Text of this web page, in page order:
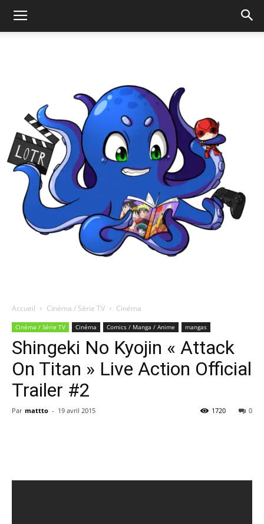
Quatregeek
Accueil Cinéma / Série TV Cinéma
Cinéma / Série TV Cinéma Comics / Manga / Anime mangas
Shingeki No Kyojin « Attack
On Titan » Live Action Official
Trailer #2
Par mattto - 19 avril 2015 0
1720